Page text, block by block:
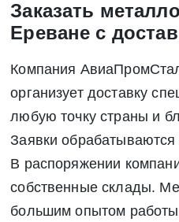
Заказать
Ереване с
Компания
организует доставку
любую точку страны и
Заявки обрабатываются
В распоряжении
собственные склады.
большим опытом